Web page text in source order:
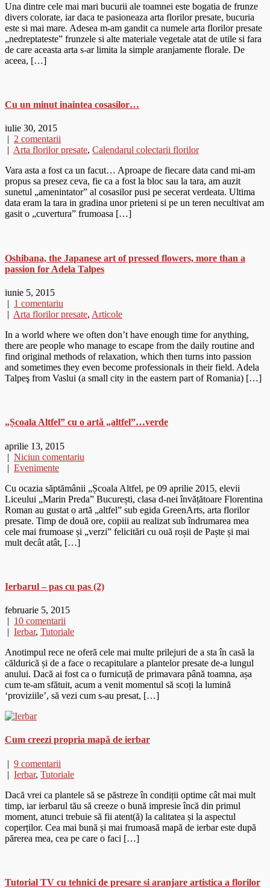
Una dintre cele mai mari bucurii ale toamnei este bogatia de frunze
divers colorate, iar daca te pasioneaza arta florilor presate, bucuria
este si mai mare. Adesea m-am gandit ca numele arta florilor presate
„nedreptateste” frunzele si alte materiale vegetale atat de utile si fara
de care aceasta arta s-ar limita la simple aranjamente florale. De
aceea, […]
Cu un minut inaintea cosasilor…
iulie 30, 2015
2 comentarii
Arta florilor presate, Calendarul colectarii florilor
Vara asta a fost ca un facut… Aproape de fiecare data cand mi-am
propus sa presez ceva, fie ca a fost la bloc sau la tara, am auzit
sunetul „amenintator” al cosasilor pusi pe secerat verdeata. Ultima
data eram la tara in gradina unor prieteni si pe un teren necultivat am
gasit o „cuvertura” frumoasa […]
Oshibana, the Japanese art of pressed flowers, more than a
passion for Adela Talpes​
iunie 5, 2015
| 1 comentariu
| Arta florilor presate, Articole
In a world where we often don’t have enough time for anything,
there are people who manage to escape from the daily routine and
find original methods of relaxation, which then turns into passion
and sometimes they even become professionals in their field. Adela
Talpeş from Vaslui (a small city in the eastern part of Romania) […]
„Școala Altfel” cu o artă „altfel”…verde
aprilie 13, 2015
| Niciun comentariu
| Evenimente
Cu ocazia săptămânii „Școala Altfel, pe 09 aprilie 2015, elevii
Liceului „Marin Preda” București, clasa d-nei învățătoare Florentina
Roman au gustat o artă „altfel” sub egida GreenArts, arta florilor
presate. Timp de două ore, copiii au realizat sub îndrumarea mea
cele mai frumoase și „verzi” felicitări cu ouă roșii de Paște și mai
mult decât atât, […]
Ierbarul – pas cu pas (2)
februarie 5, 2015
| 10 comentarii
| Ierbar, Tutoriale
Anotimpul rece ne oferă cele mai multe prilejuri de a sta în casă la
căldurică și de a face o recapitulare a plantelor presate de-a lungul
anului. Dacă ai fost ca o furnicuță de primavara până toamna, așa
cum te-am sfătuit, acum a venit momentul să scoți la lumină
‘proviziile’, să vezi cum s-au presat, […]
Cum creezi propria mapă de ierbar
| 9 comentarii
| Ierbar, Tutoriale
Dacă vrei ca plantele să se păstreze în condiții optime cât mai mult
timp, iar ierbarul tău să creeze o bună impresie încă din primul
moment, atunci trebuie să fii atent(ă) la calitatea și la aspectul
coperților. Cea mai bună și mai frumoasă mapă de ierbar este după
părerea mea, cea pe care o faci […]
Tutorial TV cu tehnici de presare si aranjare artistica a florilor